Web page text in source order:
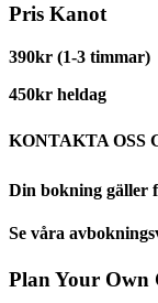
Pris Kanot
390kr (1-3 timmar)
450kr heldag
KONTAKTA OSS
Din bokning gäller
Se våra
Plan Your Own